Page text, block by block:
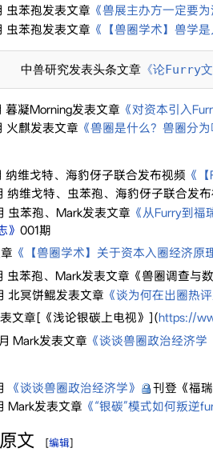
虫苯孢发表文章 《兽展主办方一定要
虫苯孢发表文章 《【兽圈学术】兽学是
中兽研究发表头条文章
《论Furry文
暮凝Morning发表文章 《对资本引入
火麒发表文章 《兽圈是什么？兽圈分为
纳维戈特、海豹伢子联合发布视频 《
纳维戈特、虫苯孢、海豹伢子联合发
虫苯孢、Mark发表文章 《从Furry到福
》 001期
《【兽圈学术】关于资本入圈经济原
虫苯孢、Mark发表文章《兽圈调查
北冥饼鲲发表文章 《谈为何在出圈热
文章[《浅论银碳上电视》](https://
Mark发表文章 《谈谈兽圈政治经济学
《谈谈兽圈政治经济学》
刊登《福
Mark发表文章 《“银碳”模式如何叛逆
文 [编辑]